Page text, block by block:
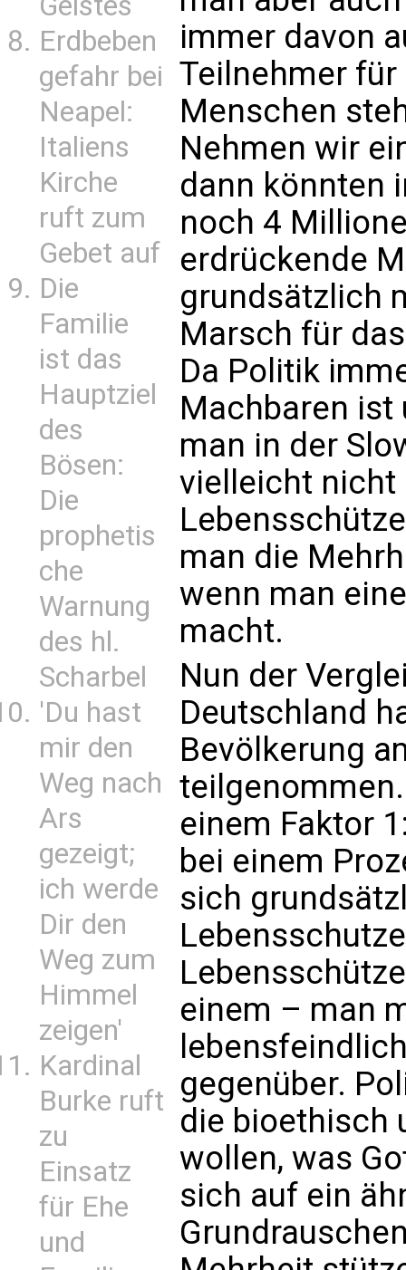
Erdbeben
gefahr bei
Neapel:
Italiens
Kirche
ruft zum
Gebet auf
Die
Familie
ist das
Hauptziel
des
Bösen:
Die
prophetis
che
Warnung
des hl.
Scharbel
'Du hast
mir den
Weg nach
Ars
gezeigt;
ich werde
Dir den
Weg zum
Himmel
zeigen'
Kardinal
Burke ruft
zu
Einsatz
für Ehe
und
immer davon
Teilnehmer
Menschen
Nehmen wir
dann könnten
noch 4
erdrückende
grundsätzlich
Marsch für
Da Politik
Machbaren ist
man in der
vielleicht nicht
man die
wenn man
macht.
Nun der
Deutschland
Bevölkerung
einem Faktor
bei einem
sich
einem – man
gegenüber.
die bioethisch
wollen, was
sich auf ein